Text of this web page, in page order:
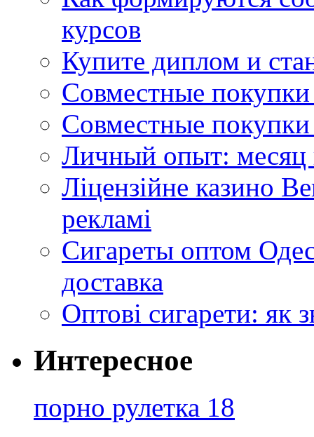
курсов
Купите диплом и
Совместные
Совместные покупки
Личный опыт: месяц
Ліцензійне казино
рекламі
Сигареты оптом
доставка
Оптові сигарети: як
Интересное
порно рулетка 18